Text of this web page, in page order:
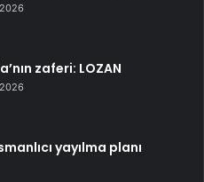
zaferi: LOZAN
yayılma planı